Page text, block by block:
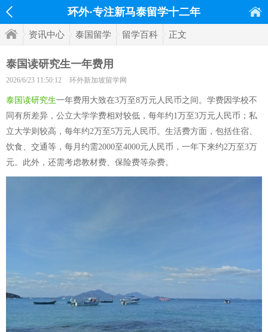
环外·专注新马泰留学十二年
资讯中心 泰国留学 留学百科 正文
泰国读研究生一年费用
2026/6/23 11:50:12 环外新加坡留学网
泰国读研究生一年费用大致在3万至8万元人民币之间。学费因学校不
同有所差异，公立大学学费相对较低，每年约1万至3万元人民币；私
立大学则较高，每年约2万至5万元人民币。生活费方面，包括住宿、
饮食、交通等，每月约需2000至4000元人民币，一年下来约2万至3万
元。此外，还需考虑教材费、保险费等杂费。